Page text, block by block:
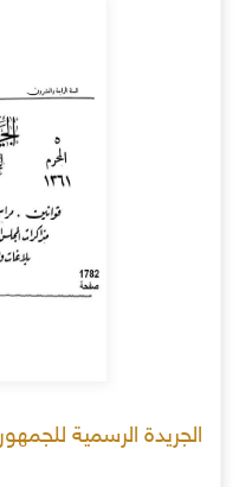
الجريدة الرسمية للجمهورية